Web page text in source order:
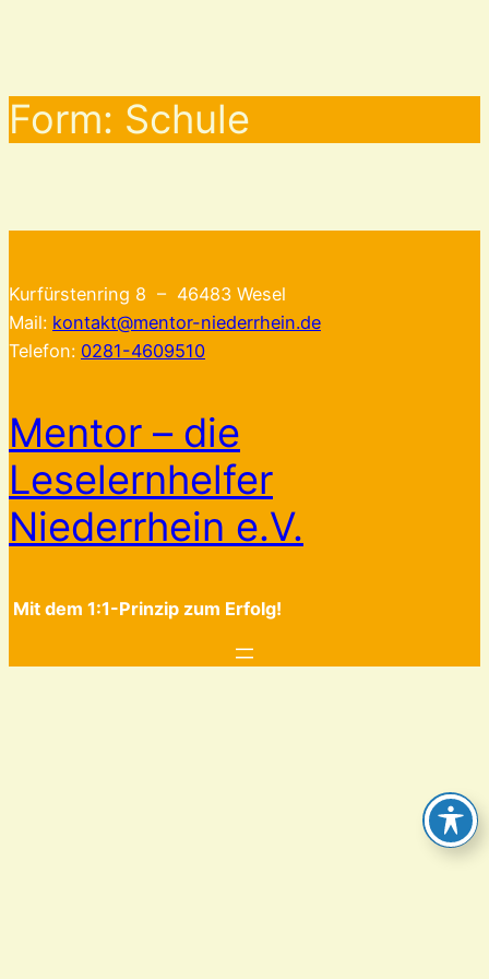
Form: Schule
Kurfürstenring 8 – 46483 Wesel
Mail: kontakt@mentor-niederrhein.de
Telefon: 0281-4609510
Mentor – die
Leselernhelfer
Niederrhein e.V.
Mit dem 1:1-Prinzip zum Erfolg!